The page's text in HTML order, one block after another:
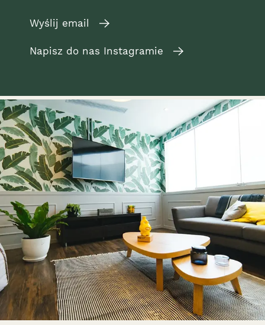
Wyślij email
Napisz do nas Instagramie